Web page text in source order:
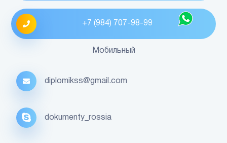
+7 (984) 707-98-99
Мобильный
diplomikss@gmail.com
dokumenty_rossia